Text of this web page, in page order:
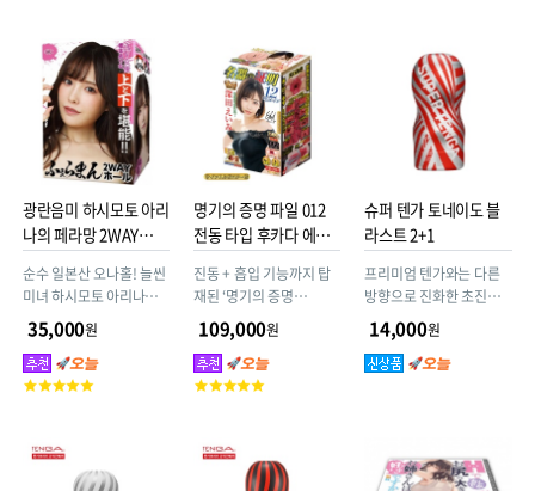
광란음미 하시모토 아리
나의 페라망 2WAY
순수 일본산 오나홀! 늘씬
미녀 하시모토 아리나의
입과 질구를 번갈아 즐길
수 있는 투웨이홀! 광란음
미 AV여배우 하시모토 아
리나 페라망
35,000원
고
점
명기의 증명 파일 012
전동 타입 후카다 에이
진동 + 흡입 기능까지 탑
재된 ‘명기의 증명
No.12’가 더 강력해져 돌
아왔다! 리얼 사이즈 명기
가 마치 살아 움직이듯 요
동치며 생 느낌을 뛰어넘
인 쾌감의 소용돌이에 빠
져보세요!
109,000원
고
점
슈퍼 텐가 토네이도 블
라스트 2+1
프리미엄 텐가와는 다른
방향으로 진화한 초진화
형 SUPER TENGA가 등
장 !!
14,000원